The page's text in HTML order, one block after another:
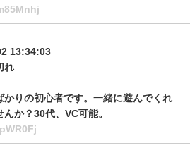
13:34:03
れ
かりの初心者です。一緒に遊んでくれ
んか？30代、VC可能。